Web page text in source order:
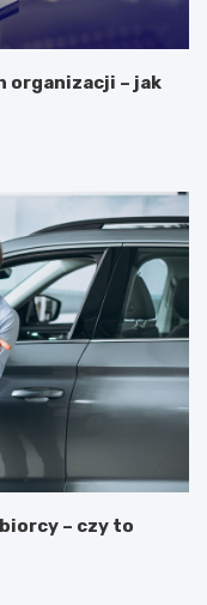
organizacji – jak
– czy to